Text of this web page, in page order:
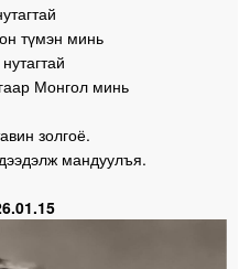
түмэн минь
Монгол минь
золгоё.
мандуулъя.